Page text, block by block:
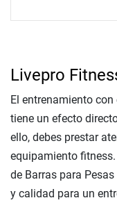
Livepro
El entrenamiento
tiene un efecto
ello, debes prestar
equipamiento
de Barras para
y calidad para un